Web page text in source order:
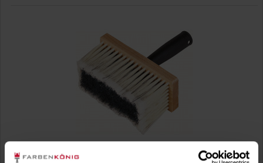
Handwerker-Deckenbürste 17 x 7 cm